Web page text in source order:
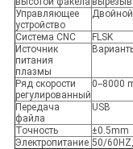
Управляющее
устройство
Система CNC
FLSK
Источник
питания
плазмы
Ряд скорости
регулированный
0--8000
Передача
файла
USB
Точность
±0.5mm
Электропитание 50/